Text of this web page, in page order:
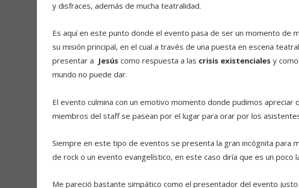
y disfraces, además de mucha teatralidad.
Es aquí en este punto donde el evento pasa de ser un momento de
su misión principal, en el cual a través de una puesta en escena
presentar a Jesús como respuesta a las crisis existenciales y
mundo no puede dar.
El evento culmina con un emotivo momento donde pudimos apreciar
miembros del staff se pasean por el lugar para orar por los
Siempre en este tipo de eventos se presenta la gran incógnita para
de rock o un evento evangelístico, en este caso diría que es un poco
Me pareció bastante simpático como el presentador del evento